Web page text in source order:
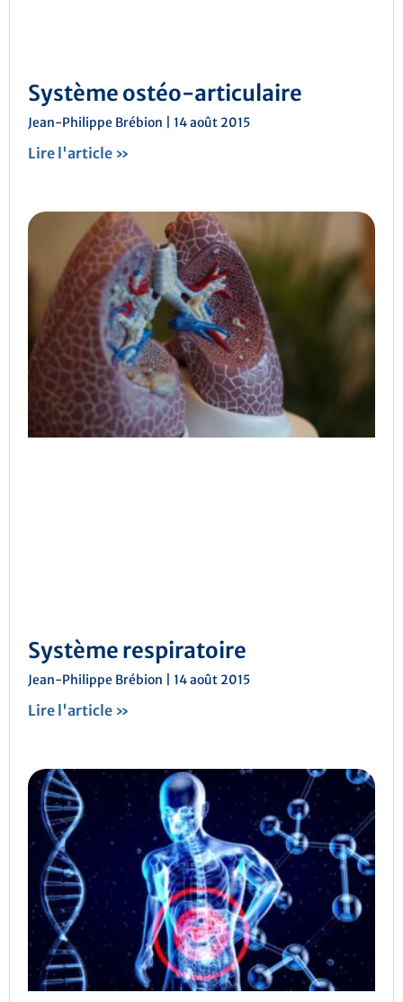
Système ostéo-articulaire
Jean-Philippe Brébion 14 août 2015
Lire l'article »
Système respiratoire
Jean-Philippe Brébion 14 août 2015
Lire l'article »